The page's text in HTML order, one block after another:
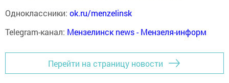
Одноклассники: ok.ru/menzelinsk
Telegram-канал: Мензелинск news - Мензеля-информ
Перейти на страницу новости